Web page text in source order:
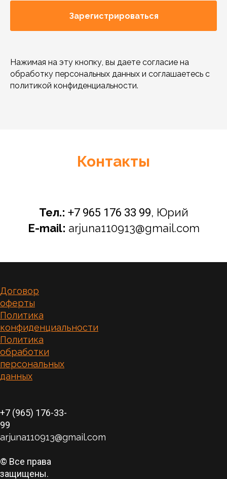
Зарегистрироваться
Нажимая на эту кнопку, вы даете согласие на
обработку персональных данных и соглашаетесь c
политикой конфиденциальности.
Контакты
Тел.: +7 965 176 33 99, Юрий
E-mail: arjuna110913@gmail.com
Договор
оферты
Политика
конфиденциальности
Политика
обработки
персональных
данных
+7 (965) 176-33-
99
arjuna110913@gmail.com
© Все права
защищены.